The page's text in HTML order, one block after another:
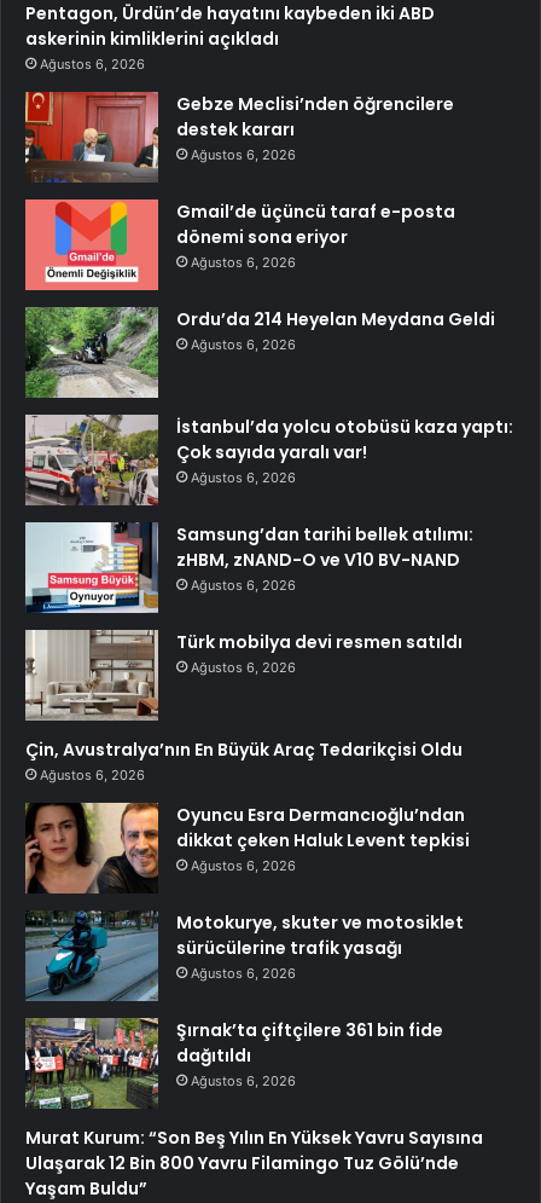
Pentagon, Ürdün’de hayatını kaybeden iki ABD
askerinin kimliklerini açıkladı
Ağustos 6, 2026
Gebze Meclisi’nden öğrencilere
destek kararı
Ağustos 6, 2026
Gmail’de üçüncü taraf e-posta
dönemi sona eriyor
Ağustos 6, 2026
Ordu’da 214 Heyelan Meydana Geldi
Ağustos 6, 2026
İstanbul’da yolcu otobüsü kaza yaptı:
Çok sayıda yaralı var!
Ağustos 6, 2026
Samsung’dan tarihi bellek atılımı:
zHBM, zNAND-O ve V10 BV-NAND
Ağustos 6, 2026
Türk mobilya devi resmen satıldı
Ağustos 6, 2026
Çin, Avustralya’nın En Büyük Araç Tedarikçisi Oldu
Ağustos 6, 2026
Oyuncu Esra Dermancıoğlu’ndan
dikkat çeken Haluk Levent tepkisi
Ağustos 6, 2026
Motokurye, skuter ve motosiklet
sürücülerine trafik yasağı
Ağustos 6, 2026
Şırnak’ta çiftçilere 361 bin fide
dağıtıldı
Ağustos 6, 2026
Murat Kurum: “Son Beş Yılın En Yüksek Yavru Sayısına
Ulaşarak 12 Bin 800 Yavru Filamingo Tuz Gölü’nde
Yaşam Buldu”